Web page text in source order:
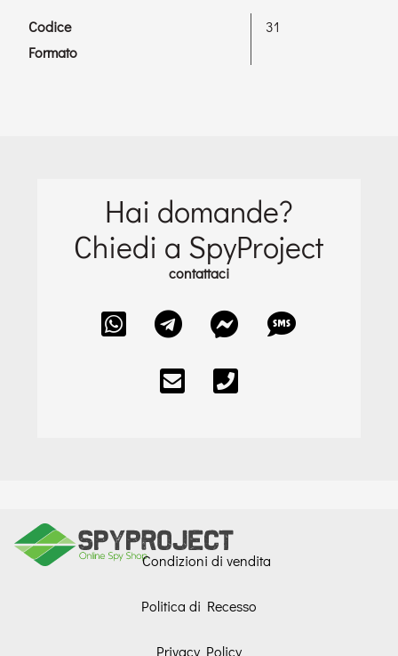
Codice
31
Formato
Hai domande?
Chiedi a SpyProject
contattaci
Condizioni di vendita
Politica di Recesso
Privacy Policy